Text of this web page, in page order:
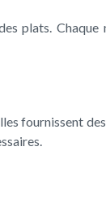
plats.
fournissent